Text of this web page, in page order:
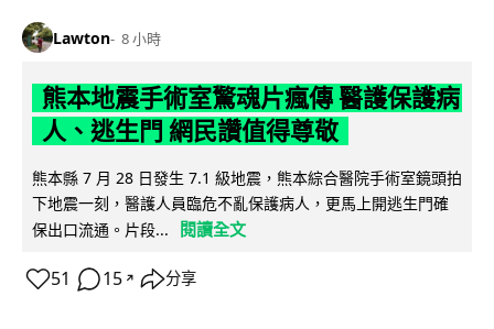
Lawton 8 小時
熊本地震手術室驚魂片瘋傳 醫護保護病
人、逃生門 網民讚值得尊敬
熊本縣 7 月 28 日發生 7.1 級地震，熊本綜合醫院手術室鏡頭拍
下地震一刻，醫護人員臨危不亂保護病人，更馬上開逃生門確
保出口流通。片段...
閱讀全文
51 15 ↗ 分享